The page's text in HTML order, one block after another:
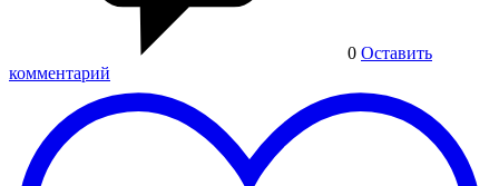
0 Оставить
комментарий